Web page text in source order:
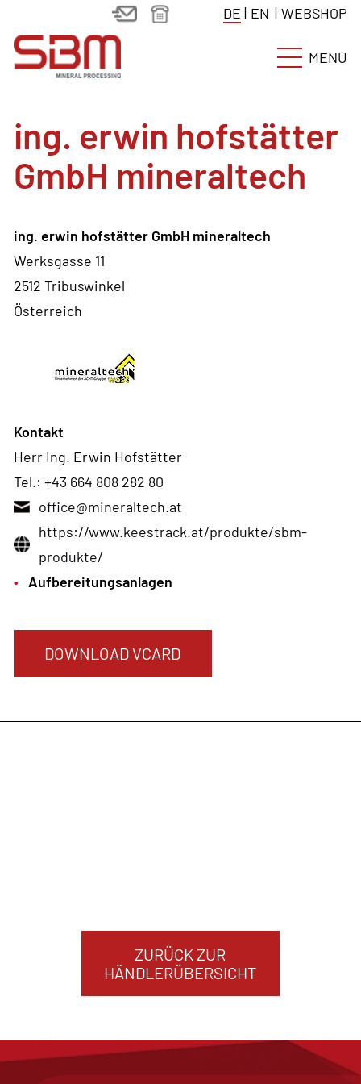
DE | EN | WEBSHOP
MENU
ing. erwin hofstätter
GmbH mineraltech
ing. erwin hofstätter GmbH mineraltech
Werksgasse 11
2512 Tribuswinkel
Österreich
Kontakt
Herr Ing. Erwin Hofstätter
Tel.: +43 664 808 282 80
office@mineraltech.at
https://www.keestrack.at/produkte/sbm-
produkte/
Aufbereitungsanlagen
DOWNLOAD VCARD
ZURÜCK ZUR
HÄNDLERÜBERSICHT